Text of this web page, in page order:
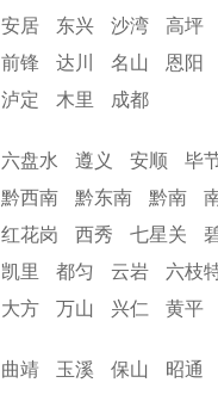
安居
东兴 沙湾 高坪
前锋
达川 名山 恩阳
泸定
木里 成都
六盘水 遵义 安顺 毕
黔西南
黔东南 黔南
红花岗
西秀 七星关
凯里
都匀 云岩 六枝
大方
万山 兴仁 黄平
曲靖 玉溪 保山 昭通